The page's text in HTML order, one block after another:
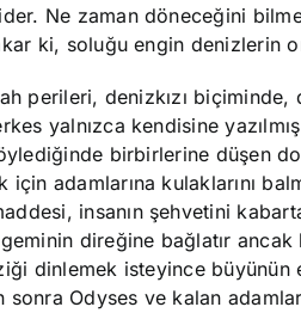
Ne zaman döneceğini
ki, soluğu engin denizlerin
perileri, denizkızı biçiminde,
yalnızca kendisine
birbirlerine düşen
için adamlarına kulaklarını
insanın şehvetini
direğine bağlatır ancak
dinlemek isteyince
sonra Odyses ve kalan